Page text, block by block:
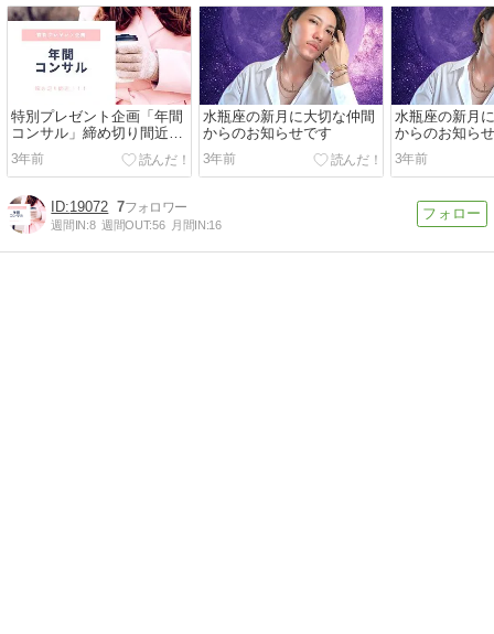
特別プレゼント企画「年間
コンサル」締め切り間近で
す。
3年前
水瓶座の新月に大切な仲間
からのお知らせです
3年前
水瓶座の新月
からのお知ら
ます
3年前
19072 7
週間IN:8 週間OUT:56 月間IN:16